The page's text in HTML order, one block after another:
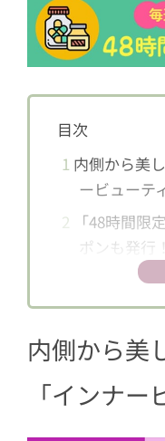
目次
1 内側から美
ービューテ
2 「48時間限
ポンも発行！
内側から美
「インナー